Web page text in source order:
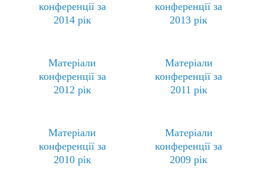
конференції за
2014 рік
конференції за
2013 рік
Матеріали
конференції за
2012 рік
Матеріали
конференції за
2011 рік
Матеріали
конференції за
2010 рік
Матеріали
конференції за
2009 рік